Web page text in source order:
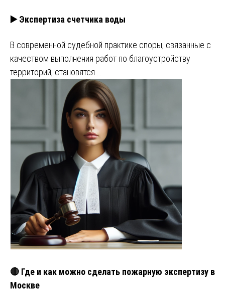
▶️ Экспертиза счетчика воды
В современной судебной практике споры, связанные с
качеством выполнения работ по благоустройству
территорий, становятся …
🔴 Где и как можно сделать пожарную экспертизу в
Москве